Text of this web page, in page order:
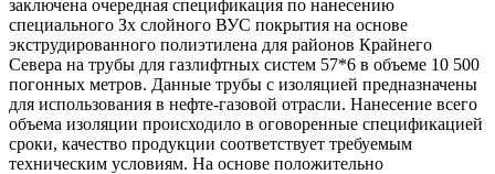
заключена очередная спецификация по нанесению
специального Зх слойного ВУС покрытия на основе
экструдированного полиэтилена для районов Крайнего
Севера на трубы для газлифтных систем 57*6 в объеме 10 500
погонных метров. Данные трубы с изоляцией предназначены
для использования в нефте-газовой отрасли. Нанесение всего
объема изоляции происходило в оговоренные спецификацией
сроки, качество продукции соответствует требуемым
техническим условиям. На основе положительно